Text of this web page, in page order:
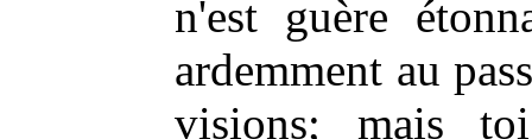
n'est guère
ardemment au
visions; mais